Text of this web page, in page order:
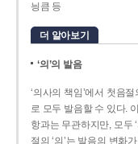
닁큼 등
더 알아보기
‘의’의 발음
‘의사의 책임’에서 첫음절
로 모두 발음할 수 있다.
항과는 무관하지만, 모두
절의 ‘의’는 발음의 변화